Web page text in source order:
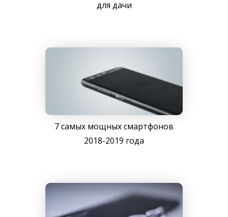
для дачи
7 самых мощных смартфонов
2018-2019 года